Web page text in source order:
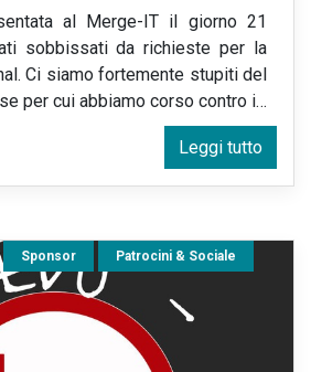
al Merge-IT il giorno 21
sobbissati da richieste per la
Ci siamo fortemente stupiti del
per cui abbiamo corso contro i…
Leggi tutto
Sponsor Patrocini & Sociale